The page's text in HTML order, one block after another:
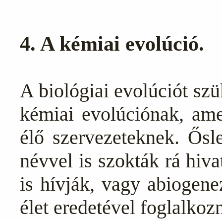
4. A kémiai evolúció.
A biológiai evolúciót
kémiai evolúciónak,
élő szervezeteknek.
névvel is szokták rá
is hívják, vagy
élet eredetével